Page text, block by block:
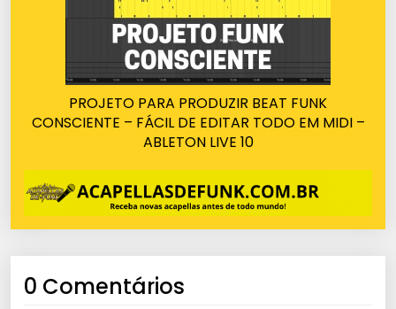
PROJETO PARA PRODUZIR BEAT FUNK
CONSCIENTE – FÁCIL DE EDITAR TODO EM MIDI –
ABLETON LIVE 10
0 Comentários